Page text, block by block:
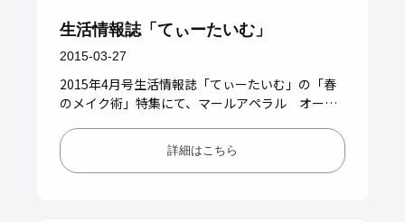
生活情報誌「てぃーたいむ」
2015-03-27
2015年4月号生活情報誌「てぃーたいむ」の「春
のメイク術」特集にて、マールアペラル オーガ
アからベースづくり・お…
詳細はこちら